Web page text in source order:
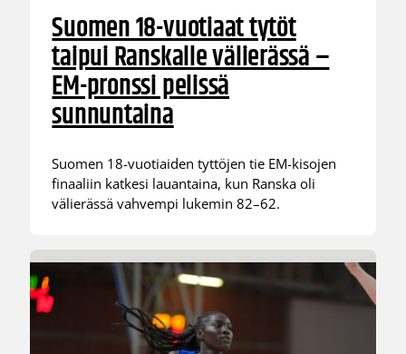
Suomen 18-vuotiaat tytöt
taipui Ranskalle välierässä –
EM-pronssi pelissä
sunnuntaina
Suomen 18-vuotiaiden tyttöjen tie EM-kisojen
finaaliin katkesi lauantaina, kun Ranska oli
välierässä vahvempi lukemin 82–62.